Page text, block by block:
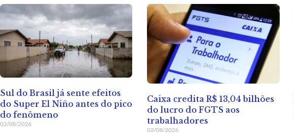
Sul do Brasil já sente efeitos
do Super El Niño antes do pico
do fenômeno
02/08/2026
Caixa credita R$ 13,04 bilhões
do lucro do FGTS aos
trabalhadores
02/08/2026